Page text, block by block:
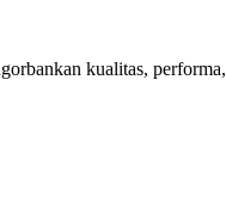
kualitas, performa,